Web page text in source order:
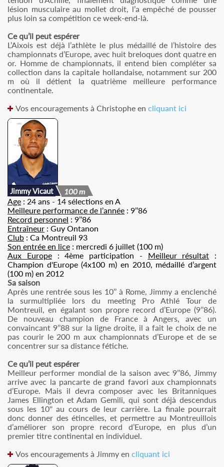
lésion musculaire au mollet droit, l’a empêché de pousser
plus loin sa compétition ce week-end-là.
Ce qu’il peut espérer
L’Aixois est déjà l’athlète le plus médaillé de l’histoire des
championnats d’Europe, avec huit breloques dont quatre en
or. Homme de championnats, il entend bien compléter sa
collection dans la capitale hollandaise, notamment sur 200
m où il détient la quatrième meilleure performance
continentale.
Vos encouragements à Christophe en cliquant ici
Jimmy Vicaut
100 m
Age : 24 ans - 14 sélections en A
Meilleure performance de l’année : 9’’86
Record personnel : 9’’86
Entraîneur : Guy Ontanon
Club : Ca Montreuil 93
Son entrée en lice : mercredi 6 juillet (100 m)
Aux Europe: 4ème participation - Meilleur résultat :
Champion d'Europe (4x100 m) en 2010, médaillé d’argent
(100 m) en 2012
Sa saison
Après une rentrée sous les 10’’ à Rome, Jimmy a enclenché
la surmultipliée lors du meeting Pro Athlé Tour de
Montreuil, en égalant son propre record d’Europe (9’’86).
De nouveau champion de France à Angers, avec un
convaincant 9’’88 sur la ligne droite, il a fait le choix de ne
pas courir le 200 m aux championnats d’Europe et de se
concentrer sur sa distance fétiche.
Ce qu’il peut espérer
Meilleur performer mondial de la saison avec 9’’86, Jimmy
arrive avec la pancarte de grand favori aux championnats
d’Europe. Mais il devra composer avec les Britanniques
James Ellington et Adam Gemili, qui sont déjà descendus
sous les 10'' au cours de leur carrière. La finale pourrait
donc donner des étincelles, et permettre au Montreuillois
d’améliorer son propre record d’Europe, en plus d’un
premier titre continental en individuel.
Vos encouragements à Jimmy en cliquant ici